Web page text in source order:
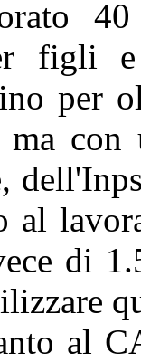
40
figli
per
ma
al
di
al